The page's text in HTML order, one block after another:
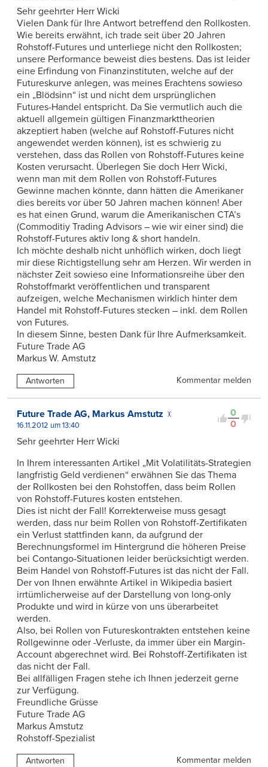
Sehr geehrter Herr Wicki
Vielen Dank für Ihre Antwort betreffend den Rollkosten.
Wie bereits erwähnt, ich trade seit über 20 Jahren
Rohstoff-Futures und unterliege nicht den Rollkosten;
unsere Performance beweist dies bestens. Das ist leider
eine Erfindung von Finanzinstituten, welche auf der
Futureskurve anlegen, was meines Erachtens sowieso
ein „Blödsinn“ ist und nicht dem ursprünglichen
Futures-Handel entspricht. Da Sie vermutlich auch die
aktuell allgemein gültigen Finanzmarkttheorien
akzeptiert haben (welche auf Rohstoff-Futures nicht
angewendet werden können), ist es schwierig zu
verstehen, dass das Rollen von Rohstoff-Futures keine
Kosten verursacht. Überlegen Sie doch Herr Wicki,
wenn man mit dem Rollen von Rohstoff-Futures
Gewinne machen könnte, dann hätten die Amerikaner
dies bereits vor über 50 Jahren machen können! Aber
es hat einen Grund, warum die Amerikanischen CTA’s
(Commoditiy Trading Advisors – wie wir einer sind) die
Rohstoff-Futures aktiv long & short handeln.
Ich möchte deshalb nicht unhöflich wirken, doch liegt
mir diese Richtigstellung sehr am Herzen. Wir werden in
nächster Zeit sowieso eine Informationsreihe über den
Rohstoffmarkt veröffentlichen und transparent
aufzeigen, welche Mechanismen wirklich hinter dem
Handel mit Rohstoff-Futures stecken – inkl. dem Rollen
von Futures.
In diesem Sinne, besten Dank für Ihre Aufmerksamkeit.
Future Trade AG
Markus W. Amstutz
Antworten Kommentar melden
0
0
Future Trade AG, Markus Amstutz
16.11.2012 um 13:40
Sehr geehrter Herr Wicki
In Ihrem interessanten Artikel „Mit Volatilitäts-Strategien
langfristig Geld verdienen“ erwähnen Sie das Thema
der Rollkosten bei den Rohstoffen, dass beim Rollen
von Rohstoff-Futures kosten entstehen.
Dies ist nicht der Fall! Korrekterweise muss gesagt
werden, dass nur beim Rollen von Rohstoff-Zertifikaten
ein Verlust stattfinden kann, da aufgrund der
Berechnungsformel im Hintergrund die höheren Preise
bei Contango-Situationen leider berücksichtigt werden.
Beim Handel von Rohstoff-Futures ist das nicht der Fall.
Der von Ihnen erwähnte Artikel in Wikipedia basiert
irrtümlicherweise auf der Darstellung von long-only
Produkte und wird in kürze von uns überarbeitet
werden.
Also, bei Rollen von Futureskontrakten entstehen keine
Rollgewinne oder -Verluste, da immer über ein Margin-
Account abgerechnet wird. Bei Rohstoff-Zertifikaten ist
das nicht der Fall.
Bei allfälligen Fragen stehe ich Ihnen jederzeit gerne
zur Verfügung.
Freundliche Grüsse
Future Trade AG
Markus Amstutz
Rohstoff-Spezialist
Antworten Kommentar melden